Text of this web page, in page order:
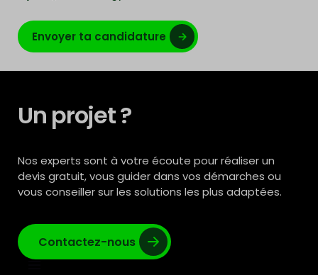
Envoyer ta candidature
Un projet ?
Nos experts sont à votre écoute pour réaliser un
devis gratuit, vous guider dans vos démarches ou
vous conseiller sur les solutions les plus adaptées.
Contactez-nous